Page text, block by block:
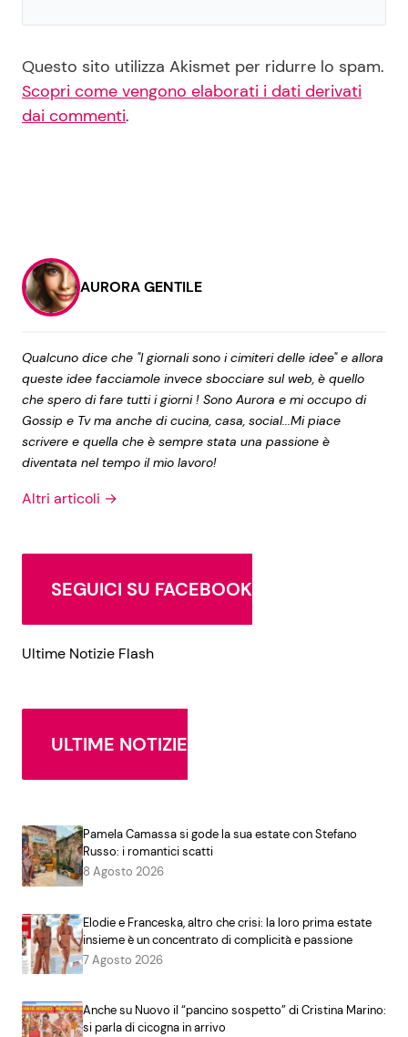
Questo sito utilizza Akismet per ridurre lo spam.
Scopri come vengono elaborati i dati derivati
dai commenti.
AURORA GENTILE
Qualcuno dice che "I giornali sono i cimiteri delle idee" e allora
queste idee facciamole invece sbocciare sul web, è quello
che spero di fare tutti i giorni ! Sono Aurora e mi occupo di
Gossip e Tv ma anche di cucina, casa, social...Mi piace
scrivere e quella che è sempre stata una passione è
diventata nel tempo il mio lavoro!
Altri articoli →
SEGUICI SU FACEBOOK
Ultime Notizie Flash
ULTIME NOTIZIE
Pamela Camassa si gode la sua estate con Stefano
Russo: i romantici scatti
8 Agosto 2026
Elodie e Franceska, altro che crisi: la loro prima estate
insieme è un concentrato di complicità e passione
7 Agosto 2026
Anche su Nuovo il “pancino sospetto” di Cristina Marino:
si parla di cicogna in arrivo